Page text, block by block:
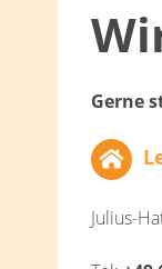
Gerne
Julius-